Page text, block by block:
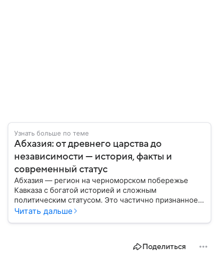
Узнать больше по теме
Абхазия: от древнего царства до
независимости — история, факты и
современный статус
Абхазия — регион на черноморском побережье
Кавказа с богатой историей и сложным
политическим статусом. Это частично признанное
государство, независимость которого признают
Приднестровье. Вануату и Тувалу — отозвали
Читать дальше
Поделиться